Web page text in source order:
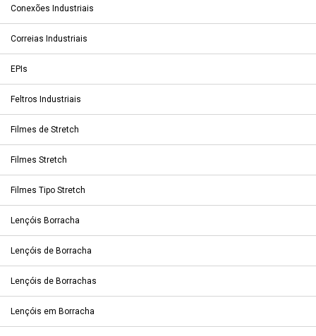
Conexões Industriais
Correias Industriais
EPIs
Feltros Industriais
Filmes de Stretch
Filmes Stretch
Filmes Tipo Stretch
Lençóis Borracha
Lençóis de Borracha
Lençóis de Borrachas
Lençóis em Borracha